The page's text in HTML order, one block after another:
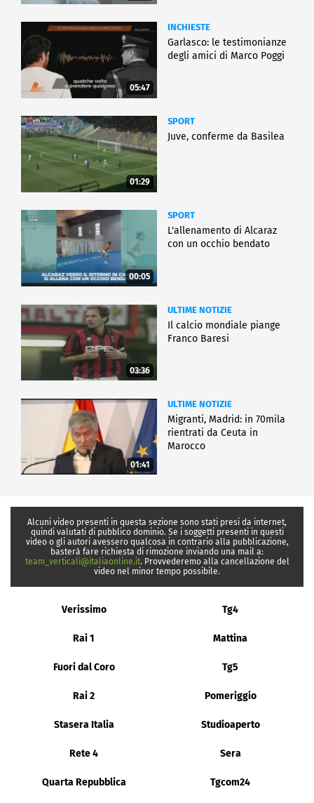
05:47
INCHIESTE
Garlasco: le testimonianze
degli amici di Marco Poggi
01:29
SPORT
Juve, conferme da Basilea
00:05
SPORT
L'allenamento di Alcaraz
con un occhio bendato
03:36
ULTIME NOTIZIE
Il calcio mondiale piange
Franco Baresi
01:41
ULTIME NOTIZIE
Migranti, Madrid: in 70mila
rientrati da Ceuta in
Marocco
Alcuni video presenti in questa sezione sono stati presi da internet,
quindi valutati di pubblico dominio. Se i soggetti presenti in questi
video o gli autori avessero qualcosa in contrario alla pubblicazione,
basterà fare richiesta di rimozione inviando una mail a:
team_verticali@italiaonline.it. Provvederemo alla cancellazione del
video nel minor tempo possibile.
Verissimo Tg4
Rai 1 Mattina
Fuori dal Coro Tg5
Rai 2 Pomeriggio
Stasera Italia Studioaperto
Rete 4 Sera
Quarta Repubblica Tgcom24